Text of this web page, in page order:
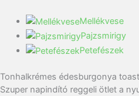
Mellékvese
Pajzsmirigy
Petefészek
Tonhalkrémes édesburgonya toast
Szuper napindító reggeli ötlet a